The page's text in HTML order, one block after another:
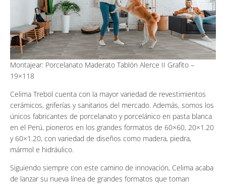
Montajear: Porcelanato Maderato Tablón Alerce II Grafito –
19×118
Celima Trebol cuenta con la mayor variedad de revestimientos
cerámicos, griferías y sanitarios del mercado. Además, somos los
únicos fabricantes de porcelanato y porcelánico en pasta blanca
en el Perú, pioneros en los grandes formatos de 60×60, 20×1.20
y 60×1.20, con variedad de diseños como madera, piedra,
mármol e hidráulico.
Siguiendo siempre con este camino de innovación, Celima acaba
de lanzar su nueva línea de grandes formatos que toman